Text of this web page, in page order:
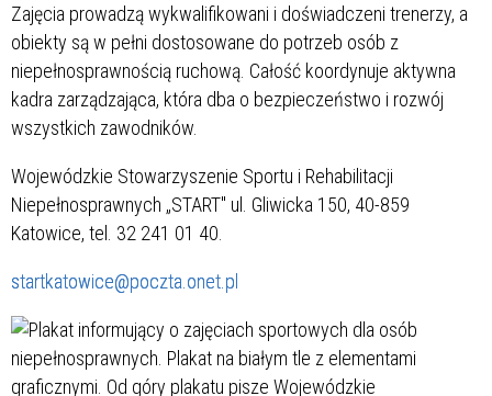
Zajęcia prowadzą wykwalifikowani i doświadczeni trenerzy, a
obiekty są w pełni dostosowane do potrzeb osób z
niepełnosprawnością ruchową. Całość koordynuje aktywna
kadra zarządzająca, która dba o bezpieczeństwo i rozwój
wszystkich zawodników.
Wojewódzkie Stowarzyszenie Sportu i Rehabilitacji
Niepełnosprawnych „START" ul. Gliwicka 150, 40-859
Katowice, tel. 32 241 01 40.
startkatowice@poczta.onet.pl